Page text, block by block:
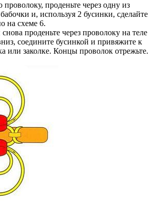
проденьте через одну из
и, используя 2 бусинки, сделайте
на схеме 6.
проденьте через проволоку на теле
соедините бусинкой и привяжите к
или заколке. Концы проволок отрежьте.